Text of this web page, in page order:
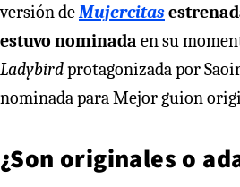
versión de Mujercitas
estuvo nominada en su
Ladybirdprotagonizada por
nominada para Mejor guion
¿Son originales o